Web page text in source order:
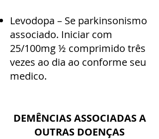
Levodopa – Se parkinsonismo
associado. Iniciar com
25/100mg ½ comprimido três
vezes ao dia ao conforme seu
medico.
DEMÊNCIAS ASSOCIADAS A
OUTRAS DOENÇAS